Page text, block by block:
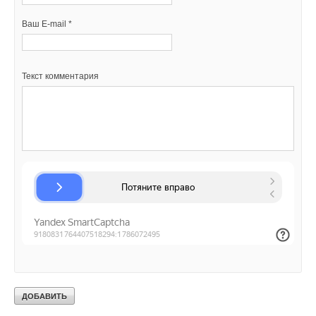
Ваш E-mail *
Текст комментария
Комментарии
Все гидросети, вплоть до ручьев должны иметь водоохранные зоны.
почвообразовательных процессов и экосферы нашей планеты,
42 млн малых водосборов с ручьями, на территории РФ - 5 млн малых
водосборов с руслами ручьев. Для сохранения климата и экосферы
планеты необходимо создание Министерств Бассейновых природных
каркасов, проектных институтов для подготовки кадров, предприятий
с различной степенью ограничения природопользования. Почетный
работник охраны природы Валитов Р.Г. Омск, Экоконтроль России.